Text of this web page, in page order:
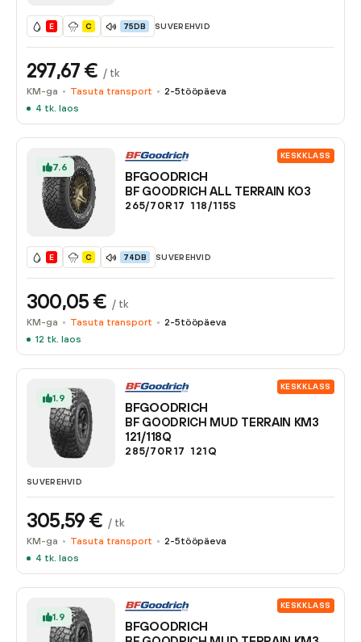
E C 75DB SUVEREHVID
297,67 € / tk
KM-ga Tasuta transport 2-5tööpäeva
4 tk. laos
7.6
KESKKLASS
BFGOODRICH
BF GOODRICH ALL TERRAIN KO3
265/70R17 118/115S
E C 74DB SUVEREHVID
300,05 € / tk
KM-ga Tasuta transport 2-5tööpäeva
12 tk. laos
1.9
KESKKLASS
BFGOODRICH
BF GOODRICH MUD TERRAIN KM3
121/118Q
285/70R17 121 Q
SUVEREHVID
305,59 € / tk
KM-ga Tasuta transport 2-5tööpäeva
4 tk. laos
1.9
KESKKLASS
BFGOODRICH